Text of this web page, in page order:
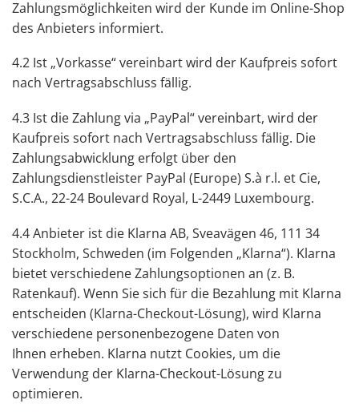
Zahlungsmöglichkeiten wird der Kunde im Online-Shop
des Anbieters informiert.
4.2 Ist „Vorkasse“ vereinbart wird der Kaufpreis sofort
nach Vertragsabschluss fällig.
4.3 Ist die Zahlung via „PayPal“ vereinbart, wird der
Kaufpreis sofort nach Vertragsabschluss fällig. Die
Zahlungsabwicklung erfolgt über den
Zahlungsdienstleister PayPal (Europe) S.à r.l. et Cie,
S.C.A., 22-24 Boulevard Royal, L-2449 Luxembourg.
4.4 Anbieter ist die Klarna AB, Sveavägen 46, 111 34
Stockholm, Schweden (im Folgenden „Klarna“). Klarna
bietet verschiedene Zahlungsoptionen an (z. B.
Ratenkauf). Wenn Sie sich für die Bezahlung mit Klarna
entscheiden (Klarna-Checkout-Lösung), wird Klarna
verschiedene personenbezogene Daten von
Ihnen erheben. Klarna nutzt Cookies, um die
Verwendung der Klarna-Checkout-Lösung zu
optimieren.